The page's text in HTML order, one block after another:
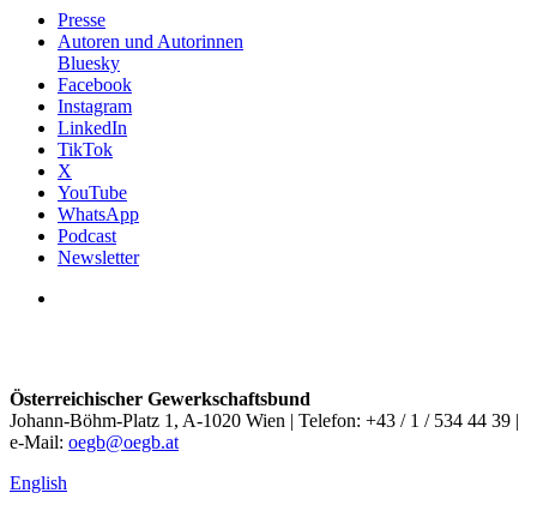
Presse
Autoren und Autorinnen
Bluesky
Facebook
Instagram
LinkedIn
TikTok
X
YouTube
WhatsApp
Podcast
Newsletter
Österreichischer Gewerkschaftsbund
Johann-Böhm-Platz 1, A-1020 Wien | Telefon: +43 / 1 / 534 44 39 |
e-Mail: oegb@oegb.at
English